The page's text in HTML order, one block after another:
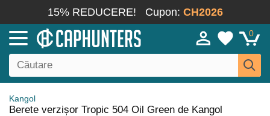
15% REDUCERE! Cupon: CH2026
0
Kangol
Berete verzișor Tropic 504 Oil Green de Kangol